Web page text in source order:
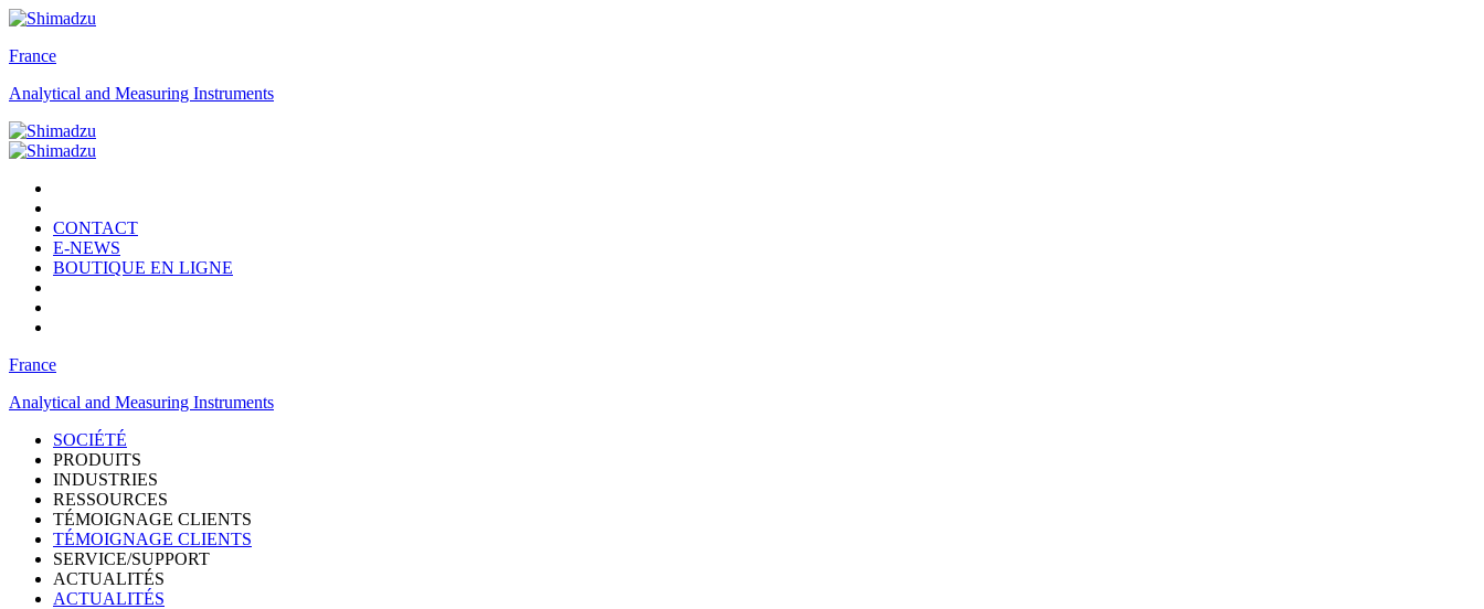
France
Analytical and Measuring Instruments
CONTACT
E-NEWS
BOUTIQUE EN LIGNE
France
Analytical and Measuring Instruments
SOCIÉTÉ
PRODUITS
INDUSTRIES
RESSOURCES
TÉMOIGNAGE CLIENTS
TÉMOIGNAGE CLIENTS
SERVICE/SUPPORT
ACTUALITÉS
ACTUALITÉS